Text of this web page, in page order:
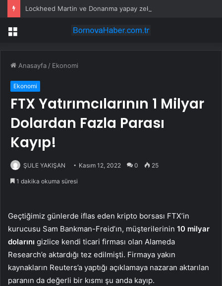
Menü
Anasayfa / Ekonomi
Ekonomi
FTX Yatırımcılarının 1 Milyar
Dolardan Fazla Parası
Kayıp!
ŞULE YAKIŞAN Kasım 12, 2022 0 25
1 dakika okuma süresi
Geçtiğimiz günlerde iflas eden kripto borsası FTX’in
kurucusu Sam Bankman-Freid’ın, müşterilerinin 10 milyar
dolarını gizlice kendi ticari firması olan Alameda
Research’e aktardığı tez edilmişti. Firmaya yakın
kaynakların Reuters’a yaptığı açıklamaya nazaran aktarılan
paranın da değerli bir kısmı şu anda kayıp.